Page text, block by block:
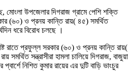
মোংলা উপজেলার দিগরাজ গ্রামে পেশি শক্তি
(৬০) ও প্রনয় কান্তি রায়( ৪৫) সমর্থিত
ধরে বিরোধ চলছে ।
রাতে প্রফুল্ল সরকার (৬০) ও প্রনয় কান্তি রায়(
সমর্থিত সন্ত্রাসীরা হামলা চালিয়ে দিগরাজ, বাজুয়া
নিশিত কুমার রায়ের এর দুটি বাড়ি ভাংচুর